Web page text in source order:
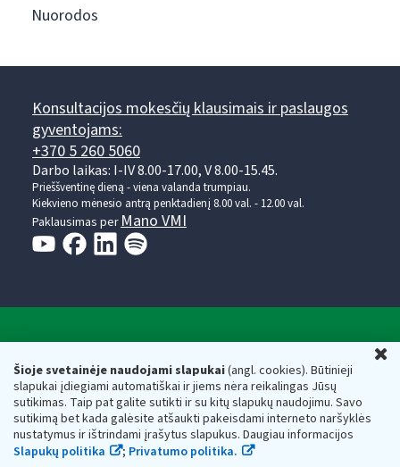
Šioje svetainėje naudojami slapukai(angl. cookies). Būtinieji
slapukai įdiegiami automatiškai ir jiems nėra reikalingas Jūsų
sutikimas. Taip pat galite sutikti ir su kitų slapukų naudojimu. Savo
sutikimą bet kada galėsite atšaukti pakeisdami interneto naršyklės
nustatymus ir ištrindami įrašytus slapukus. Daugiau informacijos
Slapukų politika
; Privatumo politika.
Nuorodos
Konsultacijos mokesčių klausimais ir paslaugos
gyventojams:
+370 5 260 5060
Darbo laikas: I-IV 8.00-17.00, V 8.00-15.45.
Prieššventinę dieną - viena valanda trumpiau.
Kiekvieno mėnesio antrą penktadienį 8.00 val. - 12.00 val.
Paklausimas perMano VMI
Valstybinė mokesčių inspekcija prie Lietuvos
Respublikos finansų ministerijos
Biudžetinė įstaiga. Juridinio asmens kodas — 188659752,
adresas: Vasario 16-osios g. 14, 01107 Vilnius, Lietuva, el.paštas:
vmi@vmi.lt , E. pristatymo dėžutės adresas 188659752
Duomenys apie Valstybinę mokesčių inspekciją prie Lietuvos
Respublikos finansų ministerijos kaupiami ir saugomi Juridinių